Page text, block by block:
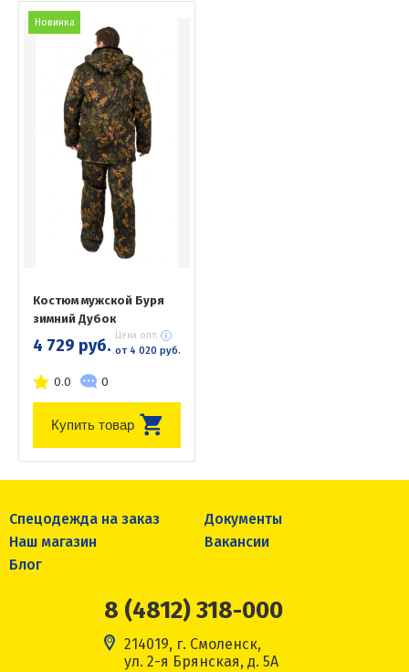
Новинка
Костюм мужской Буря
зимний Дубок
4 729 руб. Цена опт:
от 4 020 руб.
0.0 0
Купить товар
Спецодежда на заказ
Документы
Наш магазин
Вакансии
Блог
8 (4812) 318-000
214019, г. Смоленск,
ул. 2-я Брянская, д. 5А